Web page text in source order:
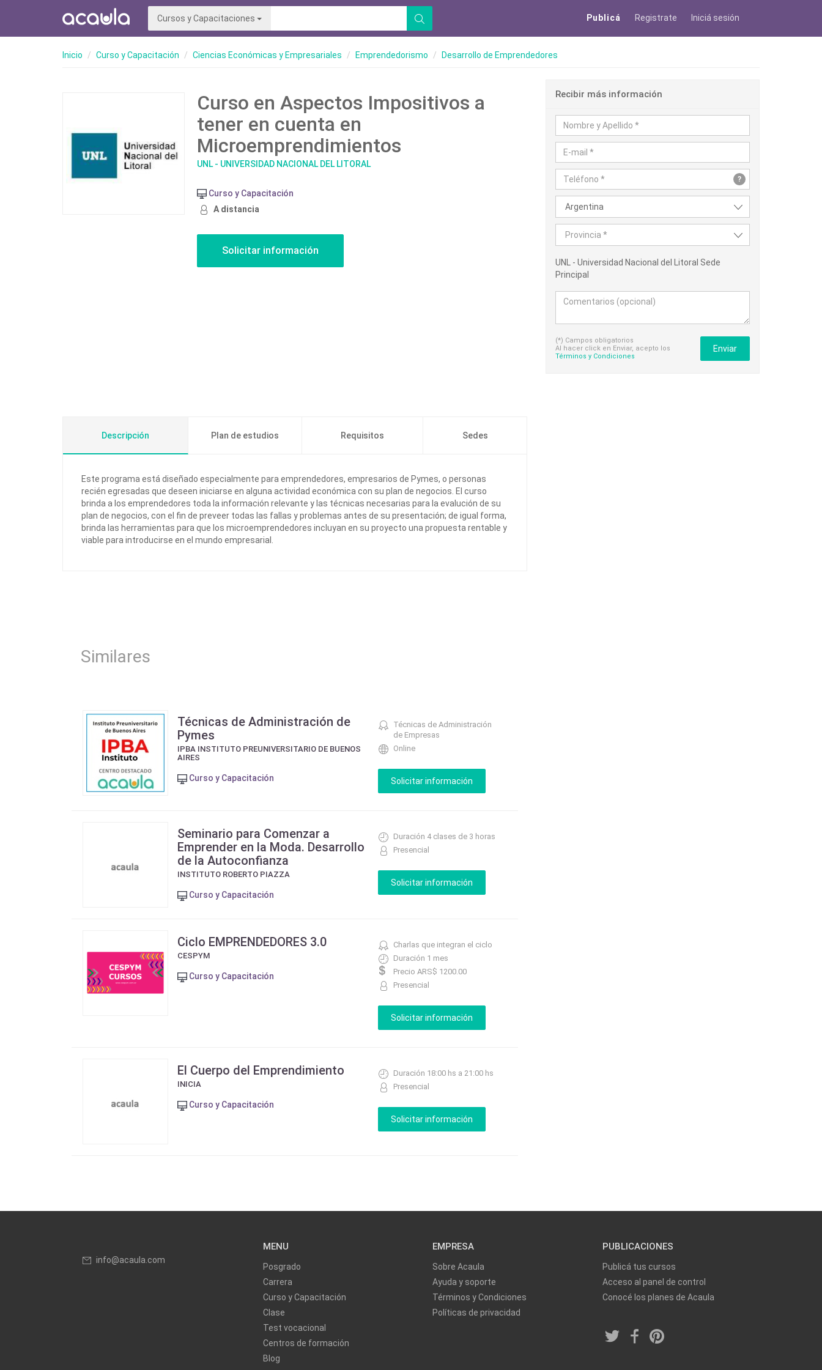
Cursos y Capacitaciones Publicá Registrate Iniciá sesión
Inicio Curso y Capacitación Ciencias Económicas y Empresariales Emprendedorismo Desarrollo de Emprendedores
Curso en Aspectos Impositivos a
tener en cuenta en
Microemprendimientos
UNL - UNIVERSIDAD NACIONAL DEL LITORAL
Curso y Capacitación
A distancia
Recibir más información
?
Argentina
Provincia *
UNL - Universidad Nacional del Litoral Sede
Principal
(*) Campos obligatorios
Al hacer click en Enviar, acepto los
Términos y Condiciones
Enviar
Descripción Plan de estudios Requisitos Sedes
Este programa está diseñado especialmente para emprendedores, empresarios de Pymes, o personas
recién egresadas que deseen iniciarse en alguna actividad económica con su plan de negocios. El curso
brinda a los emprendedores toda la información relevante y las técnicas necesarias para la evalución de su
plan de negocios, con el fin de preveer todas las fallas y problemas antes de su presentación; de igual forma,
brinda las herramientas para que los microemprendedores incluyan en su proyecto una propuesta rentable y
viable para introducirse en el mundo empresarial.
Similares
Técnicas de Administración de
Pymes
IPBA INSTITUTO PREUNIVERSITARIO DE BUENOS
AIRES
Curso y Capacitación
Técnicas de Administración
de Empresas
Online
Seminario para Comenzar a
Emprender en la Moda. Desarrollo
de la Autoconfianza
INSTITUTO ROBERTO PIAZZA
Curso y Capacitación
Duración 4 clases de 3 horas
Presencial
Ciclo EMPRENDEDORES 3.0
CESPYM
Curso y Capacitación
Charlas que integran el ciclo
Duración 1 mes
Precio ARS$ 1200.00
Presencial
El Cuerpo del Emprendimiento
INICIA
Curso y Capacitación
Duración 18:00 hs a 21:00 hs
Presencial
info@acaula.com
MENU
Posgrado
Carrera
Curso y Capacitación
Clase
Test vocacional
Centros de formación
Blog
EMPRESA
Sobre Acaula
Ayuda y soporte
Términos y Condiciones
Políticas de privacidad
PUBLICACIONES
Publicá tus cursos
Acceso al panel de control
Conocé los planes de Acaula